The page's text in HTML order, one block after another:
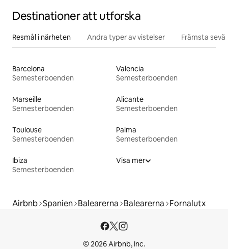
Destinationer att utforska
Resmål i närheten Andra typer av vistelser Främsta
Barcelona
Semesterboenden
Valencia
Semesterboenden
Marseille
Semesterboenden
Alicante
Semesterboenden
Toulouse
Semesterboenden
Palma
Semesterboenden
Ibiza
Semesterboenden
Visa mer
Airbnb Spanien Balearerna Balearerna Fornalutx
© 2026 Airbnb, Inc.